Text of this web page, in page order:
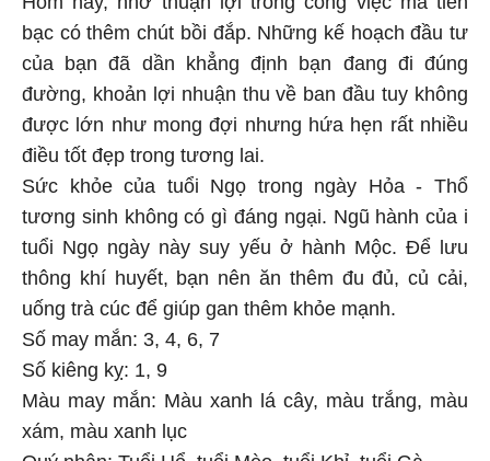
bạc có thêm chút bồi đắp. Những kế hoạch đầu tư
của bạn đã dần khẳng định bạn đang đi đúng
đường, khoản lợi nhuận thu về ban đầu tuy không
được lớn như mong đợi nhưng hứa hẹn rất nhiều
điều tốt đẹp trong tương lai.
Sức khỏe của tuổi Ngọ trong ngày Hỏa - Thổ
tương sinh không có gì đáng ngại. Ngũ hành của i
tuổi Ngọ ngày này suy yếu ở hành Mộc. Để lưu
thông khí huyết, bạn nên ăn thêm đu đủ, củ cải,
uống trà cúc để giúp gan thêm khỏe mạnh.
Số may mắn: 3, 4, 6, 7
Số kiêng kỵ: 1, 9
Màu may mắn: Màu xanh lá cây, màu trắng, màu
xám, màu xanh lục